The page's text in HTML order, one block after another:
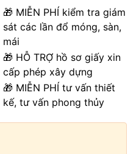
🎁 MIỄN PHÍ kiểm tra giám
sát các lần đổ móng, sàn,
mái
🎁 HỖ TRỢ hồ sơ giấy xin
cấp phép xây dựng
🎁 MIỄN PHÍ tư vấn thiết
kế, tư vấn phong thủy